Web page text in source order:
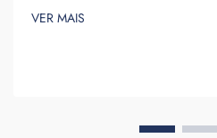
Fuzhou Saipulang Trading é uma
VER MAIS